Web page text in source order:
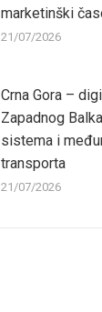
marketinški
21/07/2026
Crna Gora –
Zapadnog
sistema i
transporta
21/07/2026